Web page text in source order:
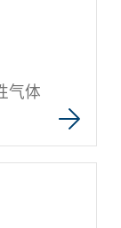
气体